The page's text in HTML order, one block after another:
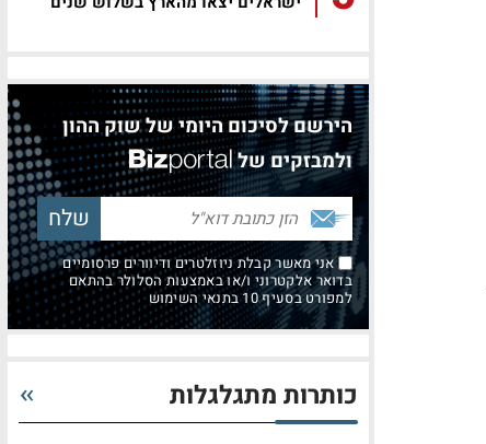
הירשם לסיכום היומי של שוק ההון
ולמבזקים של
אני מאשר קבלת ניוזלטרים ודיוורים פרסומיים
בדואר אלקטרוני ו/או באמצעות הסלולר בהתאם
למפורט בסעיף 10 בתנאי השימוש
כותרות מתגלגלות